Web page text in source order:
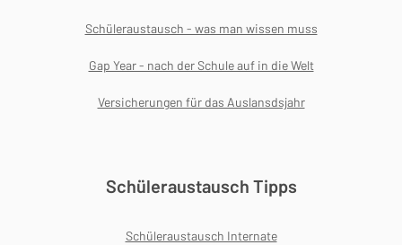
Schüleraustausch - was man wissen muss
Gap Year - nach der Schule auf in die Welt
Versicherungen für das Auslansdsjahr
Schüleraustausch Tipps
Schüleraustausch Internate